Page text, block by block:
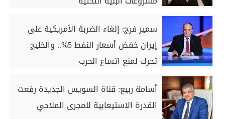
سمير فرج: إلغاء الضربة الأمريكية على
إيران خفض أسعار النفط 5%.. والخليج
تحرك لمنع اتساع الحرب
أسامة ربيع: قناة السويس الجديدة رفعت
القدرة الاستيعابية للمجرى الملاحي